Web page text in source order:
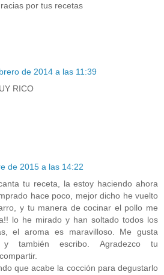
por tus recetas
de 2014 a las 11:39
RICO
de 2015 a las 14:22
tu receta, la estoy haciendo ahora
hace poco, mejor dicho he vuelto
y tu manera de cocinar el pollo me
lo he mirado y han soltado todos los
el aroma es maravilloso. Me gusta
y también escribo. Agradezco tu
que acabe la cocción para degustarlo